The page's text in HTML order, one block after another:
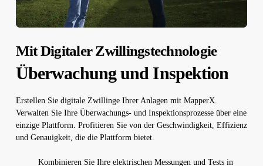
Mit Digitaler Zwillingstechnologie
Überwachung und Inspektion
Erstellen Sie digitale Zwillinge Ihrer Anlagen mit MapperX.
Verwalten Sie Ihre Überwachungs- und Inspektionsprozesse über eine
einzige Plattform. Profitieren Sie von der Geschwindigkeit, Effizienz
und Genauigkeit, die die Plattform bietet.
Kombinieren Sie Ihre elektrischen Messungen und Tests in